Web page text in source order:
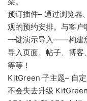
预订插件– 通过浏览器
观的预约安排。与客户
一键演示导入——构建
导入页面、帖子、博
等等！
KitGreen 子主题– 自
不会失去升级 KitGreen